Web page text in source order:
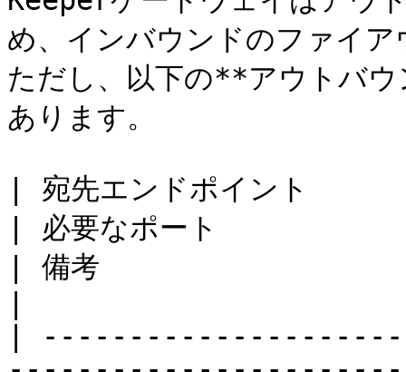
め、インバウンドのファイ
ただし、以下の**アウトバ
あります。
| 宛先エンドポイント
| 必要なポート
| 備考
|